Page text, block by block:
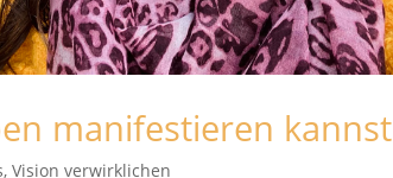
manifestieren kannst
,Vision verwirklichen